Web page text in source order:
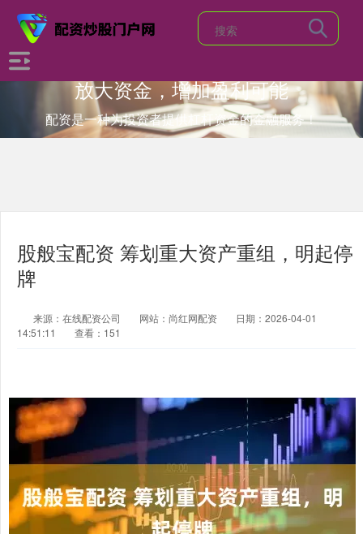
放大资金，增加盈利可能
配资是一种为投资者提供杠杆资金的金融服务！
股般宝配资 筹划重大资产重组，明起停
牌
来源：在线配资公司 网站：尚红网配资
日期：2026-04-01
14:51:11
查看：151